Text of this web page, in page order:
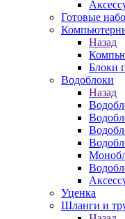
Готовые
Назад
Блоки
Водоблоки
Назад
Уценка
Шланги и